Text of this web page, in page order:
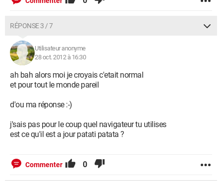
RÉPONSE 3 / 7
Utilisateur anonyme
28 oct. 2012 à 16:30
ah bah alors moi je croyais c'etait normal
et pour tout le monde pareil
d'ou ma réponse :-)
j'sais pas pour le coup quel navigateur tu utilises
est ce qu'il est a jour patati patata ?
Commenter 0